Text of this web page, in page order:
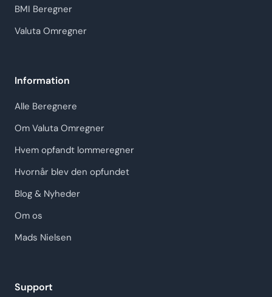
BMI Beregner
Valuta Omregner
Information
Alle Beregnere
Om Valuta Omregner
Hvem opfandt lommeregner
Hvornår blev den opfundet
Blog & Nyheder
Om os
Mads Nielsen
Support